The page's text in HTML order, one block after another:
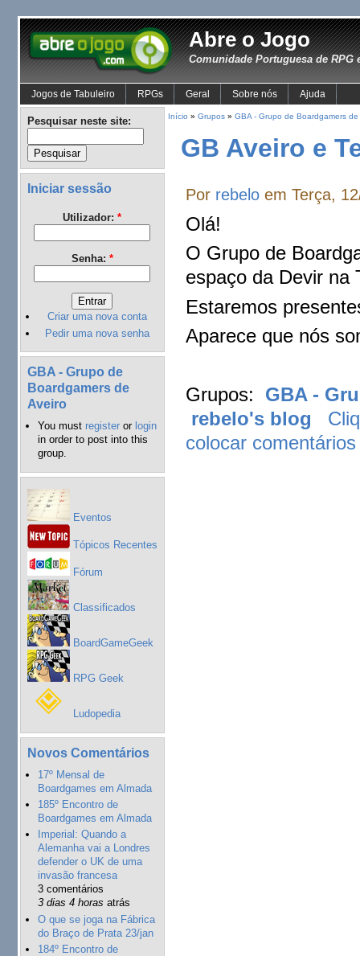
Abre o Jogo
Comunidade Portuguesa de RPG
Jogos de Tabuleiro RPGs Geral Sobre nós Ajuda
Pesquisar neste site:
Iniciar sessão
Utilizador: *
Senha: *
Criar uma nova conta
Pedir uma nova senha
GBA - Grupo de
Boardgamers de
Aveiro
You must registeror login
in order to post into this
group.
Eventos
Tópicos Recentes
Fórum
Classificados
BoardGameGeek
RPG Geek
Ludopedia
Novos Comentários
17º Mensal de
Boardgames em Almada
185º Encontro de
Boardgames em Almada
Imperial: Quando a
Alemanha vai a Londres
defender o UK de uma
invasão francesa
3 comentários
3 dias 4 horas atrás
O que se joga na Fábrica
do Braço de Prata 23/jan
184º Encontro de
Início » Grupos» GBA - Grupo de Boardgamers de
GB Aveiro e
Por rebelo em Terça,
Olá!
O Grupo de
espaço da Devir na
Estaremos
Aparece que nós
Grupos:
GBA -
rebelo's blog
colocar comentários